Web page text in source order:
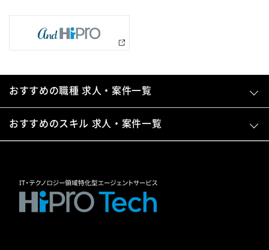
おすすめの職種 求人・案件一覧
おすすめのスキル 求人・案件一覧